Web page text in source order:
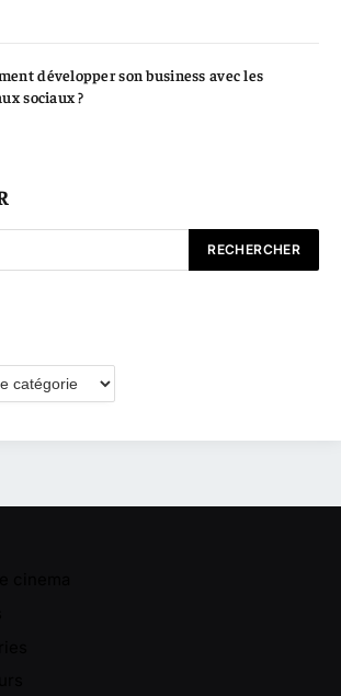
développer son business avec les
sociaux ?